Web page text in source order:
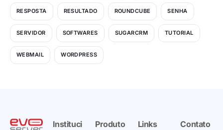
RESPOSTA RESULTADO ROUNDCUBE SENHA
SERVIDOR SOFTWARES SUGARCRM TUTORIAL
WEBMAIL WORDPRESS
Instituci
Produto
Links
Contato